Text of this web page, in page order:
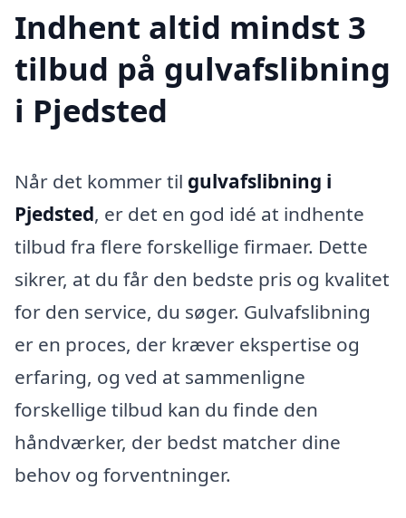
Indhent altid mindst 3
tilbud på gulvafslibning
i Pjedsted
Når det kommer til gulvafslibning i
Pjedsted, er det en god idé at indhente
tilbud fra flere forskellige firmaer. Dette
sikrer, at du får den bedste pris og kvalitet
for den service, du søger. Gulvafslibning
er en proces, der kræver ekspertise og
erfaring, og ved at sammenligne
forskellige tilbud kan du finde den
håndværker, der bedst matcher dine
behov og forventninger.